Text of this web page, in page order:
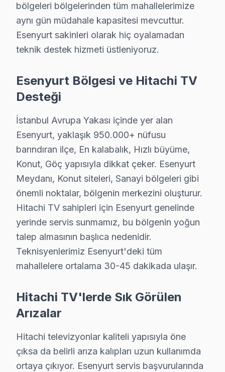
Zafer Mahallesi’nde, bir müşteri Hitachi
Esenyurt Mahallelerinde Hitachi Servis
Esenyurt'ta Hitachi televizyon tamiri konusunda, pek
bakım türü de fiyatları etkileyen önemli bir unsur.
Esenyurt'taki müşterilerimiz, bu fiyatlandırmalarla
Esenyurt Müşterilerinin Hitachi Servis
Bir müşteri olarak, Esenyurt'ta Hitachi TV'min
Tamir süreci sadece birkaç saat içerisinde
Fabrika Servis'in sunduğu ücretsiz teşhis hizmeti,
Esenyurt Hitachi servis - TV Tamiri
Esenyurt'ın İnşaat yapısına sahip mahallelerinde
Fabrika Servis 2009'dan beri burada. Esenyurt
Aklınızda bulunsun: Hitachi'ın panel, anakart ve
Şeffaf Fiyatlandırma ve Müşteri Memnuniyeti
Ücretsiz Arıza Tespiti: Esenyurt'de arıza tespiti
Şeffaf Fiyat Teklifi: Hangi bileşenlerin değişeceğini,
bölgeleri bölgelerinden tüm mahallelerimize
aynı gün müdahale kapasitesi mevcuttur.
Esenyurt sakinleri olarak hiç oyalamadan
teknik destek hizmeti üstleniyoruz.
Esenyurt Bölgesi ve Hitachi TV
Desteği
İstanbul Avrupa Yakası içinde yer alan
Esenyurt, yaklaşık 950.000+ nüfusu
barındıran ilçe, En kalabalık, Hızlı büyüme,
Konut, Göç yapısıyla dikkat çeker. Esenyurt
Meydanı, Konut siteleri, Sanayi bölgeleri gibi
önemli noktalar, bölgenin merkezini oluşturur.
Hitachi TV sahipleri için Esenyurt genelinde
yerinde servis sunmamız, bu bölgenin yoğun
talep almasının başlıca nedenidir.
Teknisyenlerimiz Esenyurt'deki tüm
mahallelere ortalama 30-45 dakikada ulaşır.
Hitachi TV'lerde Sık Görülen
Arızalar
Hitachi televizyonlar kaliteli yapısıyla öne
çıksa da belirli arıza kalıpları uzun kullanımda
ortaya çıkıyor. Esenyurt servis başvurularında